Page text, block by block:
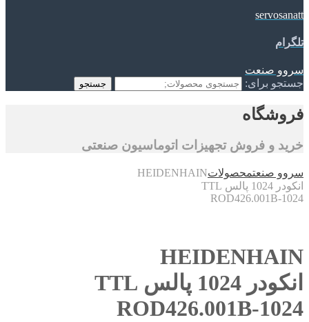
servosanatt
تلگرام
سروو صنعت
جستجو برای:
جستجو
فروشگاه
خرید و فروش تجهیزات اتوماسیون صنعتی
سروو صنعتمحصولاتHEIDENHAIN
انکودر 1024 پالس TTL
ROD426.001B-1024
HEIDENHAIN
انکودر 1024 پالس TTL
ROD426.001B-1024